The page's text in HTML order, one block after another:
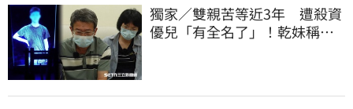
獨家／雙親苦等近3年 遭殺資
優兒「有全名了」！乾妹稱賠